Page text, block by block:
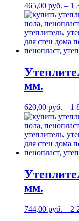
465,00 руб. – 1
мм.
620,00 руб. – 1
мм.
744,00 руб. – 2